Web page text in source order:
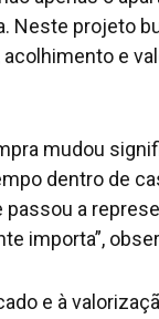
Neste projeto
e
mudou
dentro de
a
importa”,
e à